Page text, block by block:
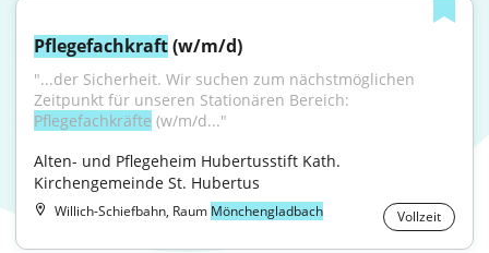
Pflegefachkraft (w/m/d)
"...der Sicherheit. Wir suchen zum nächstmöglichen
Pflegefachkräfte (w/m/d..."
Alten- und Pflegeheim Hubertusstift Kath.
Kirchengemeinde St. Hubertus
Willich-Schiefbahn, Raum Mönchengladbach Vollzeit